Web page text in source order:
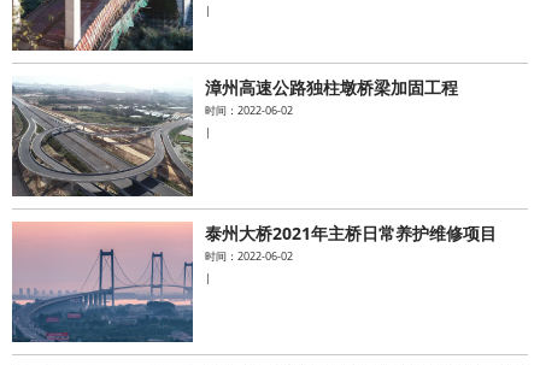
|
漳州高速公路独柱墩桥梁加固工程
时间：2022-06-02
|
泰州大桥2021年主桥日常养护维修项目
时间：2022-06-02
|